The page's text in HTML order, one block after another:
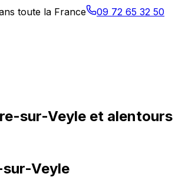
toute la France 09 72 65 32 50
sur-Veyle et alentours
Veyle